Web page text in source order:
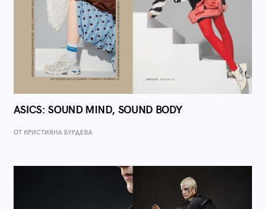
ASICS: SOUND MIND, SOUND BODY
ОТ КРИСТИЯНА БУРДЕВА